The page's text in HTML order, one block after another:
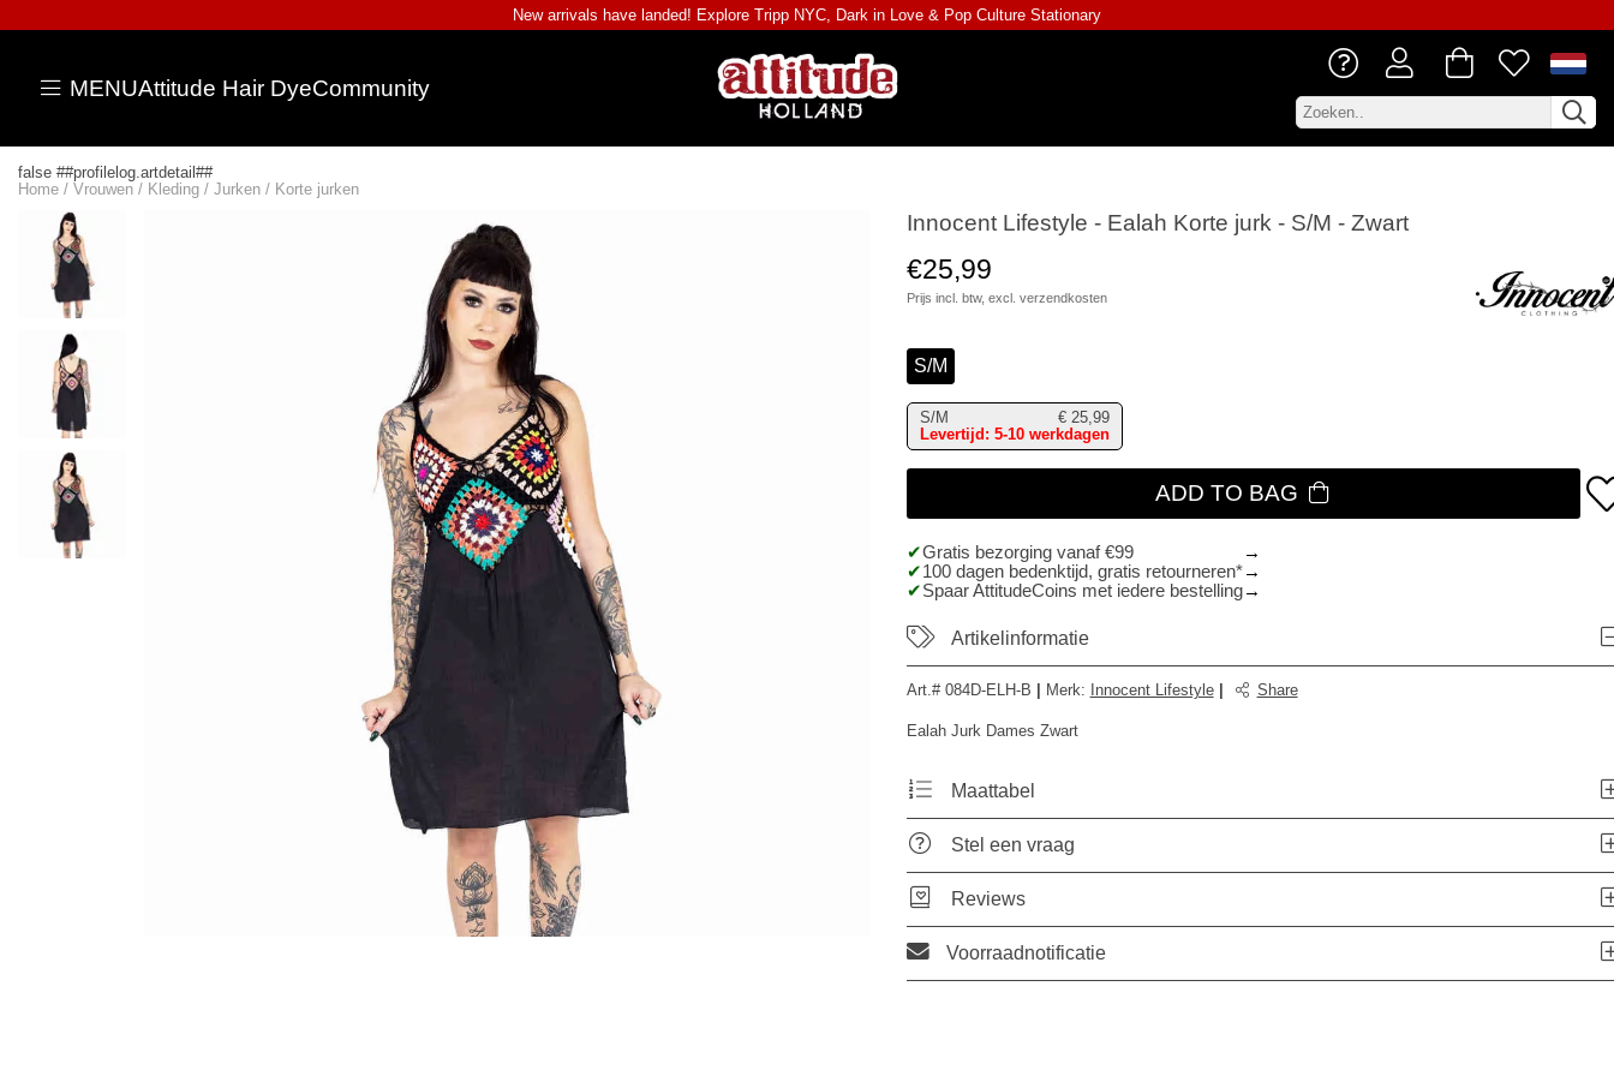
New arrivals have landed! Explore Tripp NYC, Dark in Love & Pop Culture Stationary
MENUAttitude Hair DyeCommunity
false ##profilelog.artdetail##
Home / Vrouwen / Kleding / Jurken / Korte jurken
Innocent Lifestyle - Ealah Korte jurk - S/M - Zwart
€25,99
Prijs incl. btw, excl. verzendkosten
S/M
S/M € 25,99
Levertijd: 5-10 werkdagen
ADD TO BAG
Gratis bezorging vanaf €99
100 dagen bedenktijd, gratis retourneren*
Spaar AttitudeCoins met iedere bestelling
Artikelinformatie
Art.# 084D-ELH-B Merk: Innocent Lifestyle Share
Ealah Jurk Dames Zwart
Maattabel
Stel een vraag
Reviews
Voorraadnotificatie